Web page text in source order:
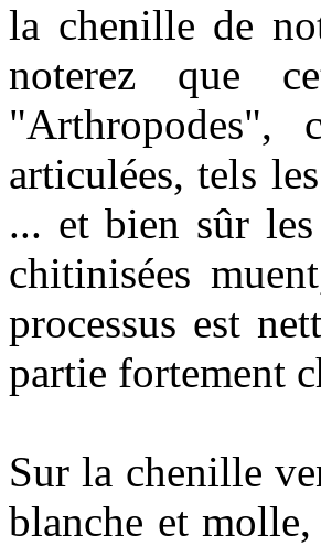
la chenille de
noterez que
articulées, tels
... et bien sûr les
chitinisées
processus est
partie fortement
Sur la chenille
blanche et